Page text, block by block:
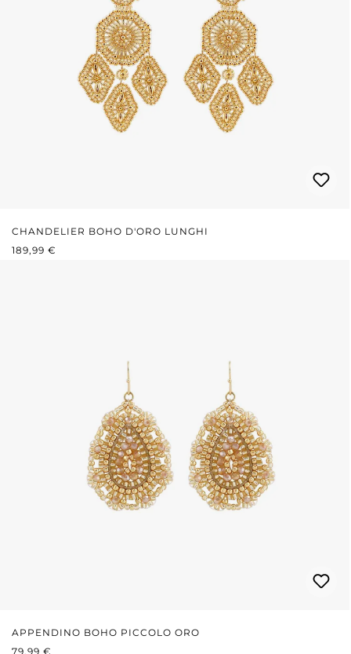
CHANDELIER BOHO D'ORO LUNGHI
PREZZO NORMALE:
189,99 €
APPENDINO BOHO PICCOLO ORO
PREZZO NORMALE:
79,99 €